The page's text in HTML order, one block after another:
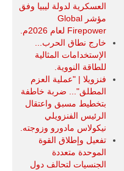
العسكرية لدولة ليبيا وفق
مؤشر Global
Firepower لعام 2026م.
خارج نطاق الحرب...
الإستخدامات المثالية
للطاقة النووية.
فنزويلا | "عملية العزم
المطلق"... ضربة خاطفة
بتخطيط مسبق واعتقال
الرئيس الفنزويلي
نيكولاس مادورو وزوجته.
تفعيل وإطلاق القوة
الموحدة متعددة
الجنسيات لتحالف دول